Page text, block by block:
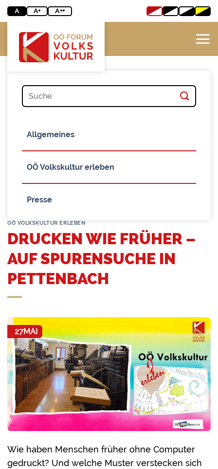
Zum
Inhalt
springen
A A+ A++
Allgemeines
OÖ Volkskultur erleben
Presse
OÖ VOLKSKULTUR ERLEBEN
DRUCKEN WIE FRÜHER –
AUF SPURENSUCHE IN
PETTENBACH
27MAI
Wie haben Menschen früher ohne Computer
gedruckt? Und welche Muster verstecken sich